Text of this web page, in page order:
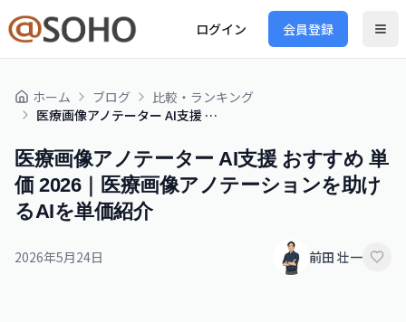
ログイン 会員登録
ホーム ブログ
比較・ランキング
医療画像アノテーター AI支援 おすすめ 単価 2026｜医療画像アノテーションを助けるAIを単価紹介
医療画像アノテーター AI支援 おすすめ 単
価 2026｜医療画像アノテーションを助け
るAIを単価紹介
2026年5月24日 前田 壮一